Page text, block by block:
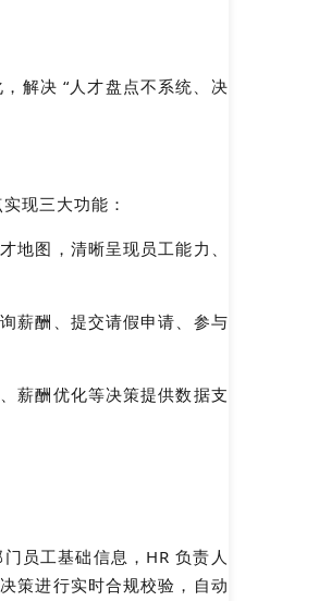
解决 “人才盘点不系统、决
现三大功能：
地图，清晰呈现员工能力、
薪酬、提交请假申请、参与
薪酬优化等决策提供数据支
员工基础信息，HR 负责人
策进行实时合规校验，自动